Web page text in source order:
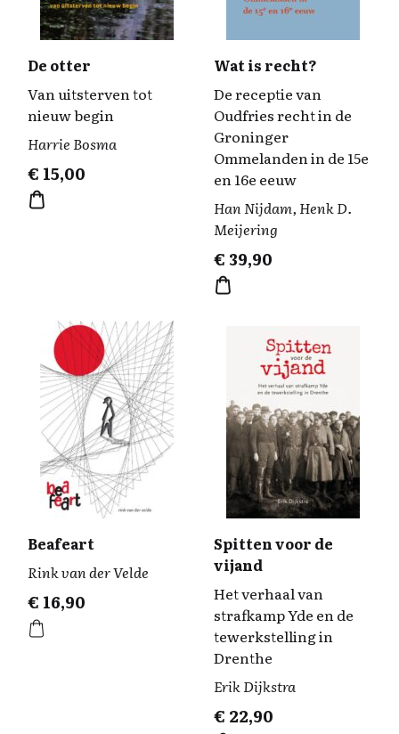
De otter
Van uitsterven tot
nieuw begin
Harrie Bosma
€ 15,00
Wat is recht?
De receptie van
Oudfries recht in de
Groninger
Ommelanden in de 15e
en 16e eeuw
Han Nijdam, Henk D.
Meijering
€39,90
Beafeart
Rink van der Velde
€ 16,90
Spitten voor de
vijand
Het verhaal van
strafkamp Yde en de
tewerkstelling in
Drenthe
Erik Dijkstra
€ 22,90